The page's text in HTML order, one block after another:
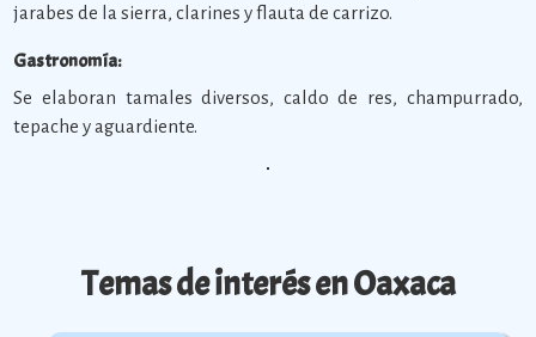
jarabes de la sierra, clarines y flauta de carrizo.
Gastronomía:
Se elaboran tamales diversos, caldo de res, champurrado,
tepache y aguardiente.
Temas de interés en Oaxaca